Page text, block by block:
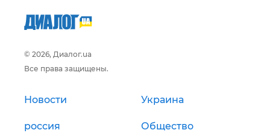
© 2026, Диалог.ua
Все права защищены.
Новости Украина
россия Общество